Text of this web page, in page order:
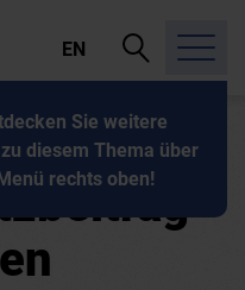
Sie weitere
diesem Thema über
rechts oben!
EN
Suche
öffnen